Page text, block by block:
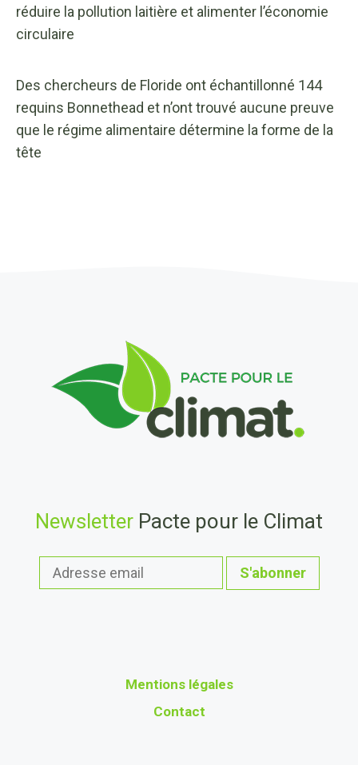
réduire la pollution laitière et alimenter l’économie
circulaire
Des chercheurs de Floride ont échantillonné 144
requins Bonnethead et n’ont trouvé aucune preuve
que le régime alimentaire détermine la forme de la
tête
Newsletter Pacte pour le Climat
Mentions légales
Contact